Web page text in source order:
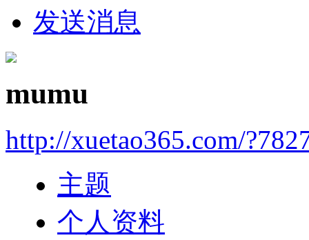
发送消息
mumu
http://xuetao365.com/
主题
个人资料